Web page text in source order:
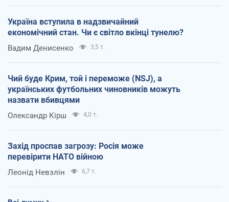
Україна вступила в надзвичайний
економічний стан. Чи є світло вкінці тунелю?
Вадим Денисенко 3,5 т.
Чий буде Крим, той і переможе (NSJ), а
українських футбольних чиновників можуть
назвати вбивцями
Олександр Кірш 4,0 т.
Захід проспав загрозу: Росія може
перевірити НАТО війною
Леонід Невзлін 6,7 т.